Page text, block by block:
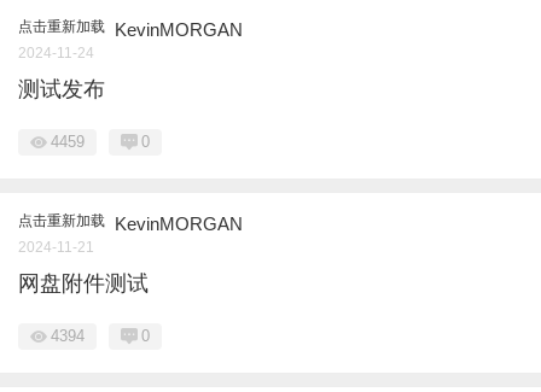
点击重新加载 KevinMORGAN
2024-11-24
测试发布
4459 0
点击重新加载 KevinMORGAN
2024-11-21
网盘附件测试
4394 0